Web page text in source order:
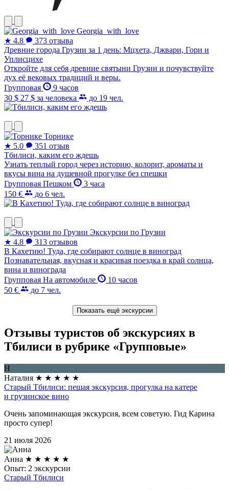
Georgia_with_love
★ 4.8
373 отзыва
Древние города Грузии за 1 день: Мцхета, Джвари, Гори и
Уплисцихе
Откройте для себя древние святыни Грузии и почувствуйте
дух её вековых традиций и веры.
Групповая
9 часов
30 $ 27 $ за человека до 19 чел.
Торнике
★ 5.0
351 отзыв
Тбилиси, каким его ждешь
Узнать теплый город через историю, колорит, ароматы и
вкусы вина на душевной прогулке без спешки
Групповая Пешком
3 часа
150 €
до 6 чел.
Экскурсии по Грузии
★ 4.8
313 отзывов
В Кахетию! Туда, где собирают солнце в виноград
Познавательная, вкусная и красивая поездка в край солнца,
вина и винограда
Групповая На автомобиле
10 часов
50 €
до 7 чел.
Показать ещё экскурсии
Отзывы туристов об экскурсиях в
Тбилиси в рубрике «Групповые»
Н
Наталия ★ ★ ★ ★ ★
Старый Тбилиси: пешая экскурсия, прогулка на катере
и грузинское вино
Очень запоминающая экскурсия, всем советую. Гид Карина
просто супер!
21 июля 2026
Анна ★ ★ ★ ★ ★
Опыт: 2 экскурсии
Старый Тбилиси